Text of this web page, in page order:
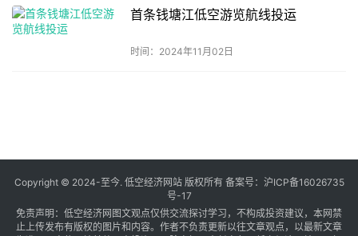
首条钱塘江低空游览航线投运
时间：2024年11月02日
Copyright © 2024-至今. 低空经济网站 版权所有 备案号： 沪ICP备16026735
号-17
免责声明：低空经济网图文观点仅供交流探讨学习，不构成投资建议，本网禁
止上传发布有版权的图片和内容。作者不负责更新以往文章观点，以最新文章